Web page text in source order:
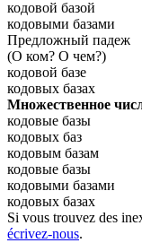
кодовой базой
кодовыми базами
Предложный падеж
(О ком? О чем?)
кодовой базе
кодовых базах
Множественное
кодовые базы
кодовых баз
кодовым базам
кодовые базы
кодовыми базами
кодовых базах
Si vous trouvez des
écrivez-nous.